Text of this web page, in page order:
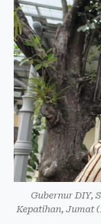
Gubernur DIY,
Kepatihan, Jumat